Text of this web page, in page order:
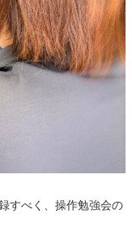
すべく、操作勉強会の